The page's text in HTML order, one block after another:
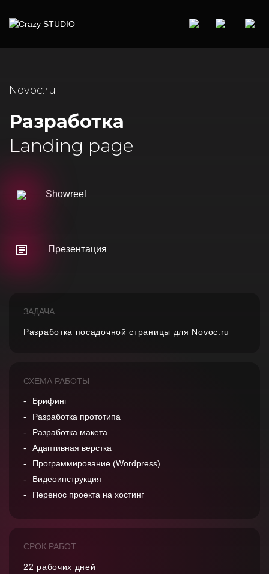
Novoc.ru
Разработка
Landing page
Showreel
Презентация
ЗАДАЧА
Разработка посадочной страницы для Novoc.ru
СХЕМА РАБОТЫ
Брифинг
Разработка прототипа
Разработка макета
Адаптивная верстка
Программирование (Wordpress)
Видеоинструкция
Перенос проекта на хостинг
СРОК РАБОТ
22 рабочих дней